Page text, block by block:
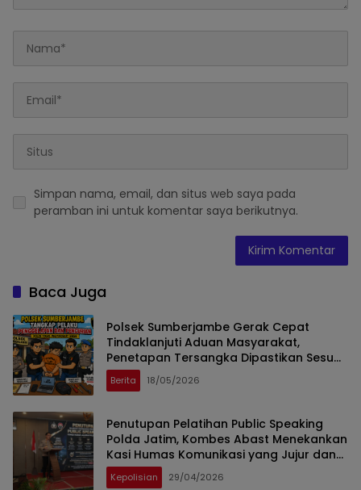
Simpan nama, email, dan situs web saya pada
peramban ini untuk komentar saya berikutnya.
Baca Juga
Polsek Sumberjambe Gerak Cepat
Tindaklanjuti Aduan Masyarakat,
Penetapan Tersangka Dipastikan Sesuai
Prosedur
Berita 18/05/2026
Penutupan Pelatihan Public Speaking
Polda Jatim, Kombes Abast Menekankan
Kasi Humas Komunikasi yang Jujur dan
Transparan
Kepolisian 29/04/2026